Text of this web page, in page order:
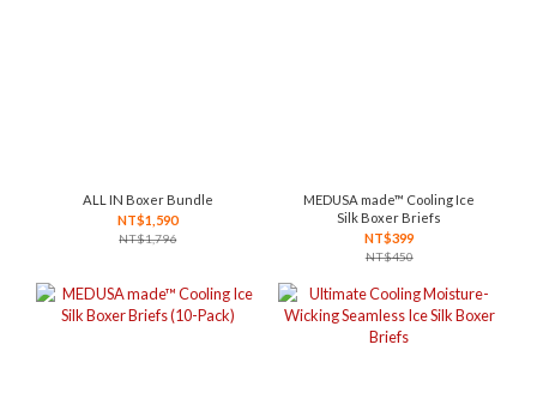
ALL IN Boxer Bundle
NT$1,590
NT$1,796
MEDUSA made™ Cooling Ice
Silk Boxer Briefs
NT$399
NT$450